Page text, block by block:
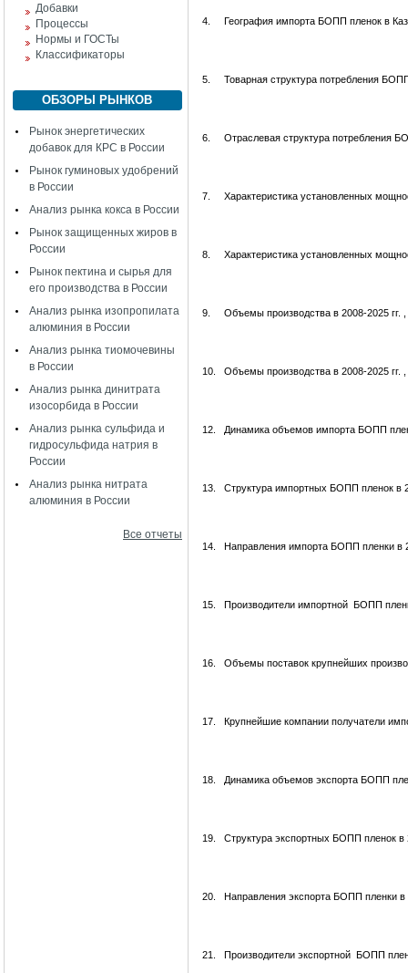
Добавки
Процессы
Нормы и ГОСТы
Классификаторы
ОБЗОРЫ РЫНКОВ
Рынок энергетических
добавок для КРС в России
Рынок гуминовых удобрений
в России
Анализ рынка кокса в России
Рынок защищенных жиров в
России
Рынок пектина и сырья для
его производства в России
Анализ рынка изопропилата
алюминия в России
Анализ рынка тиомочевины
в России
Анализ рынка динитрата
изосорбида в России
Анализ рынка сульфида и
гидросульфида натрия в
России
Анализ рынка нитрата
алюминия в России
Все отчеты
4. География импорта БОПП пленок в
5. Товарная структура потребления
6. Отраслевая структура потребления
7. Характеристика установленных
8. Характеристика установленных
9. Объемы производства в 2008-2025 гг.
10. Объемы производства в 2008-2025 гг.
12. Динамика объемов импорта БОПП
13. Структура импортных БОПП пленок в
14. Направления импорта БОПП пленки в
15. Производители импортной БОПП
16. Объемы поставок крупнейших
17. Крупнейшие компании получатели
18. Динамика объемов экспорта БОПП
19. Структура экспортных БОПП пленок в
20. Направления экспорта БОПП пленки в
21. Производители экспортной БОПП